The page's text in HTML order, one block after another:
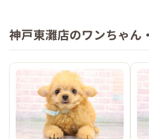
神戸東灘店のワンちゃん